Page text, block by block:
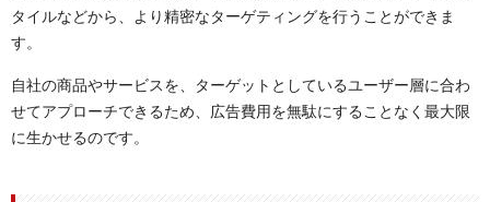
タイルなどから、より精密なターゲティングを行うことができま
す。
自社の商品やサービスを、ターゲットとしているユーザー層に合わ
せてアプローチできるため、広告費用を無駄にすることなく最大限
に生かせるのです。